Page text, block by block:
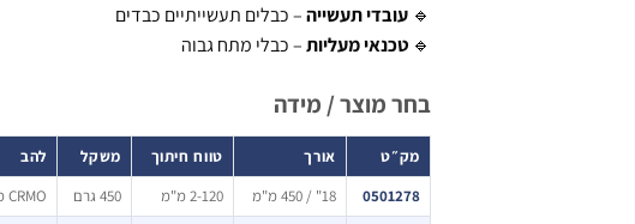
🔹 עובדי תעשייה– כבלים תעשייתיים כבדים
🔹 טכנאי מעליות– כבלי מתח גבוה
בחר מוצר / מידה
מק״ט אורך טווח חיתוך משקל להב
0501278
18" / 450 מ"מ 2-120 מ"מ 450 גרם CRMO מחוסם